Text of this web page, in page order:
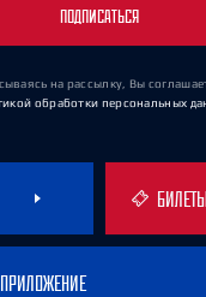
ПОДПИСАТЬСЯ
на рассылку, Вы
обработки персональных